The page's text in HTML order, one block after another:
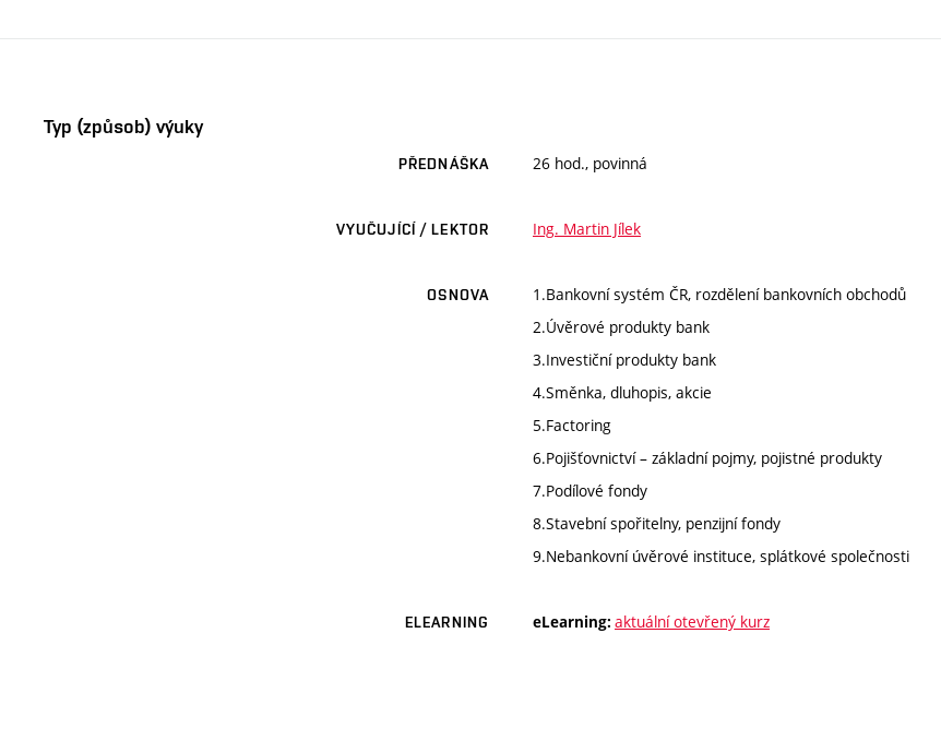
Typ (způsob) výuky
PŘEDNÁŠKA 26 hod., povinná
VYUČUJÍCÍ / LEKTOR Ing. Martin Jílek
OSNOVA
1.Bankovní systém ČR, rozdělení bankovních obchodů
2.Úvěrové produkty bank
3.Investiční produkty bank
4.Směnka, dluhopis, akcie
5.Factoring
6.Pojišťovnictví – základní pojmy, pojistné produkty
7.Podílové fondy
8.Stavební spořitelny, penzijní fondy
9.Nebankovní úvěrové instituce, splátkové společnosti
ELEARNING eLearning: aktuální otevřený kurz